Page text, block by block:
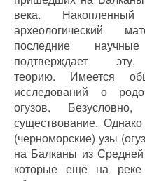
века. Накопленный
археологический
последние
подтверждает
теорию. Имеется
исследований о
огузов.
существование.
(черноморские) узы
на Балканы из
которые ещё на